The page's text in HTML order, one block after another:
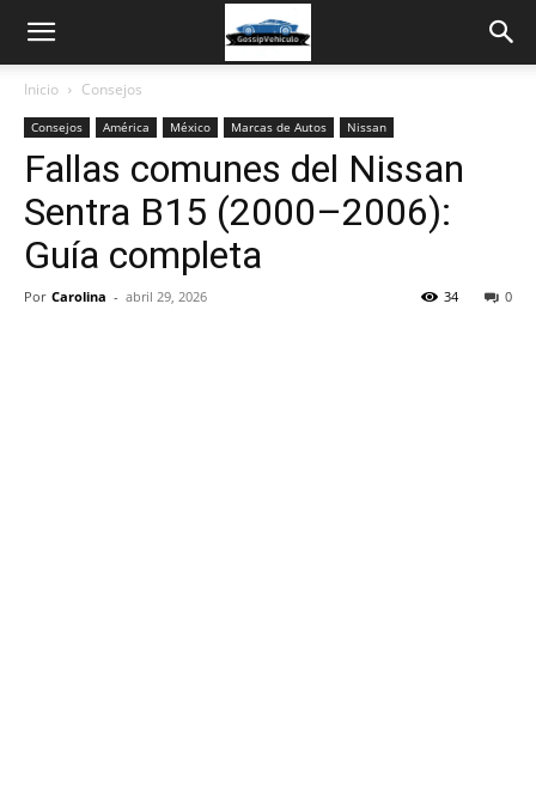
Inicio Consejos
Consejos América México Marcas de Autos Nissan
Fallas comunes del Nissan
Sentra B15 (2000–2006):
Guía completa
Por Carolina - abril 29, 2026 0
34